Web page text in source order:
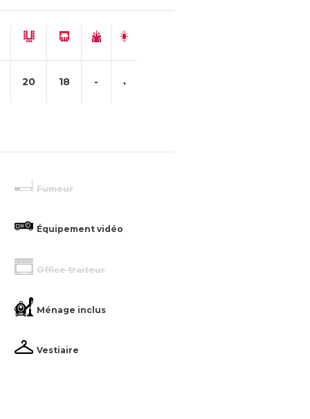
20 18 -
Fumeur
Équipement vidéo
Office traiteur
Ménage inclus
Vestiaire